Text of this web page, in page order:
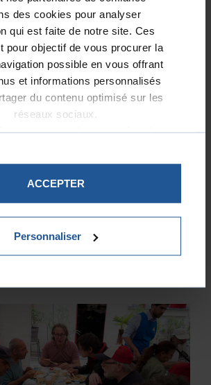
des cookies pour analyser
qui est faite de notre site. Ces
pour objectif de vous procurer la
possible en vous offrant
et informations personnalisés
du contenu optimisé sur les
réseaux sociaux.
sur la protection de
ACCEPTER
Personnaliser
SOUTENUS
reconstruire